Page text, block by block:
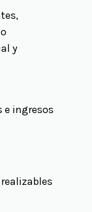
y
e ingresos